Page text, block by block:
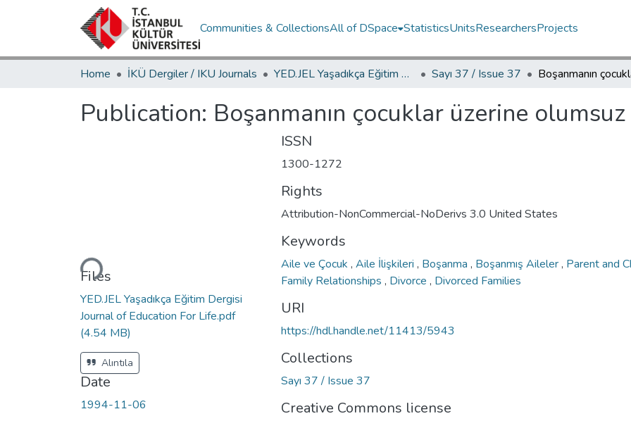
Communities & CollectionsAll of DSpace StatisticsUnitsResearchersProjects
Home İKÜ Dergiler / IKU Journals YED.JEL Yaşadıkça Eğitim Dergisi / Journal of Education For Life Sayı 37 / Issue 37
Publication: Boşanmanın çocuklar üzerine
Loading...
Files
YED.JEL Yaşadıkça Eğitim Dergisi
Journal of Education For Life.pdf
(4.54 MB)
Alıntıla
Date
1994-11-06
ISSN
1300-1272
Rights
Attribution-NonCommercial-NoDerivs 3.0 United States
Keywords
Aile ve Çocuk , Aile İlişkileri , Boşanma , Boşanmış Aileler, Parent and
Family Relationships , Divorce , Divorced Families
URI
https://hdl.handle.net/11413/5943
Collections
Sayı 37 / Issue 37
Creative Commons license